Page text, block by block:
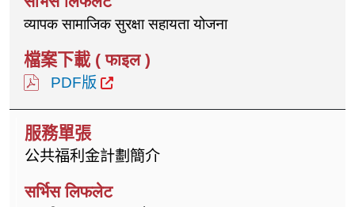
व्यापक सामाजिक सुरक्षा सहायता योजना
PDF版
公共福利金計劃簡介